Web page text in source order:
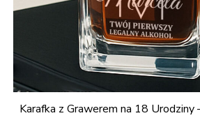
Karafka z Grawerem na 18